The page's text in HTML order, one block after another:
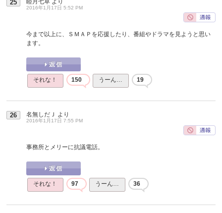
25
2016年1月17日 5:52 PM
今まで以上に、ＳＭＡＰを応援したり、番組やドラマを見ようと思い
ます。
それな！ 150 うーん… 19
26 名無しだＪ より
2016年1月17日 7:55 PM
事務所とメリーに抗議電話。
それな！ 97 うーん… 36